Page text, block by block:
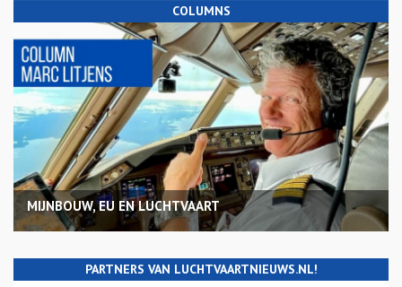
COLUMNS
MIJNBOUW, EU EN LUCHTVAART
PARTNERS VAN LUCHTVAARTNIEUWS.NL!